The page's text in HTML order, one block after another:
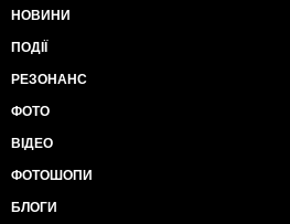
НОВИНИ
ПОДІЇ
РЕЗОНАНС
ФОТО
ВІДЕО
ФОТОШОПИ
БЛОГИ